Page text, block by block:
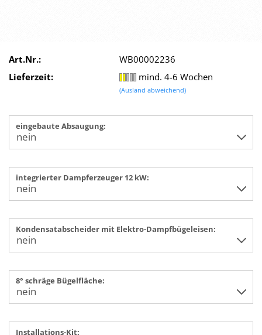
Art.Nr.:
WB00002236
Lieferzeit:
mind. 4-6 Wochen
(Ausland abweichend)
eingebaute Absaugung:
integrierter Dampferzeuger 12 kW:
Kondensatabscheider mit Elektro-Dampfbügeleisen:
8° schräge Bügelfläche:
Installations-Kit: